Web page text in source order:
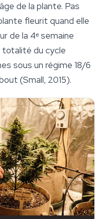
de la plante. Pas
fleurit quand elle
de la 4ᵉ semaine
totalité du cycle
sous un régime 18/6
(Small, 2015).